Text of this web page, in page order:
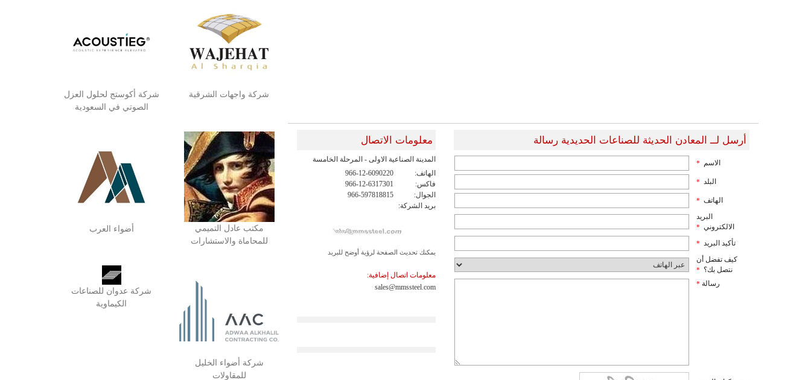
أرسل لــ المعادن الحديثة للصناعات الحديدية رسالة
الاسم *
البلد *
الهاتف *
البريد
الالكتروني *
تأكيد البريد *
كيف تفضل أن
نتصل بك؟ *
رسالة *
معلومات الاتصال
المدينة الصناعية الاولى - المرحلة الخامسة
الهاتف:
966-12-6090220
فاكس:
966-12-6317301
الجوال:
966-597818815
بريد الشركة:
يمكنك تحديث الصفحة لرؤية أوضح للبريد
معلومات اتصال إضافية:
sales@mmssteel.com
http://www.plutosms.com/zagel
شركة واجهات الشرقية
شركة أكوستج لحلول العزل
الصوتي في السعودية
مكتب عادل التميمي
للمحاماة والاستشارات
أضواء العرب
شركة أضواء الخليل
للمقاولات
شركة عدوان للصناعات
الكيماوية